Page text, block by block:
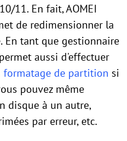
11. En fait, AOMEI
de redimensionner la
tant que gestionnaire
aussi d'effectuer
formatage de partition si
pouvez même
disque à un autre,
par erreur, etc.